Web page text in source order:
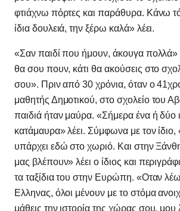
φτιάχνω πόρτες και παράθυρα. Κάνω
ίδια δουλειά, την ξέρω καλά» λέει.
«Σαν παιδί που ήμουν, άκουγα πολλά»
θα σου πουν, κάτι θα ακούσεις στο
σου». Πριν από 30 χρόνια, όταν ο
μαθητής Δημοτικού, στο σχολείο του
παιδιά ήταν μαύρα. «Σήμερα ένα ή δύο
κατάμαυρα» λέει. Σύμφωνα με τον ίδιο,
υπάρχει εδώ στο χωριό. Και στην
μας βλέπουν» λέει ο ίδιος και
τα ταξίδια του στην Ευρώπη. «Οταν λέω
Ελληνας, όλοι μένουν με το στόμα
μάθεις την ιστορία της χώρας σου,